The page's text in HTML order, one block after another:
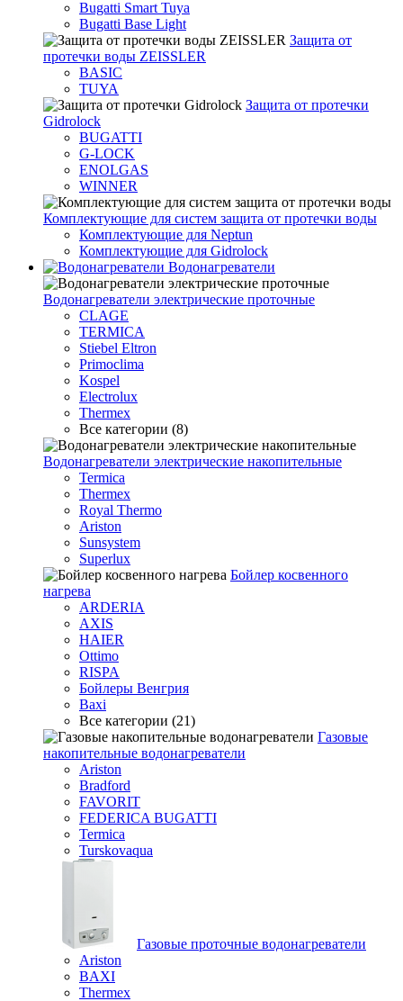
Bugatti Smart Tuya
Bugatti Base Light
Защита от
протечки воды ZEISSLER
BASIC
TUYA
Защита от протечки
Gidrolock
BUGATTI
G-LOCK
ENOLGAS
WINNER
Комплектующие для систем защита от протечки воды
Комплектующие для Neptun
Комплектующие для Gidrolock
Водонагреватели
Водонагреватeли электрические проточные
CLAGE
TERMICA
Stiebel Eltron
Primoclima
Kospel
Electrolux
Thermex
Все категории (8)
Водонагреватели электрические накопительные
Termica
Thermex
Royal Thermo
Ariston
Sunsystem
Superlux
Бойлер косвенного
нагрева
ARDERIA
AXIS
HAIER
Ottimo
RISPA
Бойлеры Венгрия
Baxi
Все категории (21)
Газовые
накопительные водонагреватели
Ariston
Bradford
FAVORIT
FEDERICA BUGATTI
Termica
Turskovaqua
Газовые проточные водонагреватели
Ariston
BAXI
Thermex